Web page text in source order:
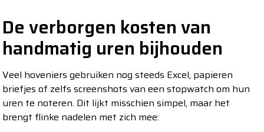
De verborgen kosten van
handmatig uren bijhouden
Veel hoveniers gebruiken nog steeds Excel, papieren
briefjes of zelfs screenshots van een stopwatch om hun
uren te noteren. Dit lijkt misschien simpel, maar het
brengt flinke nadelen met zich mee: